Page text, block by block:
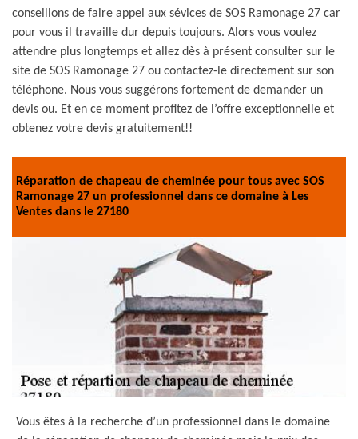
conseillons de faire appel aux sévices de SOS Ramonage 27 car
pour vous il travaille dur depuis toujours. Alors vous voulez
attendre plus longtemps et allez dès à présent consulter sur le
site de SOS Ramonage 27 ou contactez-le directement sur son
téléphone. Nous vous suggérons fortement de demander un
devis ou. Et en ce moment profitez de l’offre exceptionnelle et
obtenez votre devis gratuitement!!
Réparation de chapeau de cheminée pour tous avec SOS
Ramonage 27 un professionnel dans ce domaine à Les
Ventes dans le 27180
Vous êtes à la recherche d’un professionnel dans le domaine